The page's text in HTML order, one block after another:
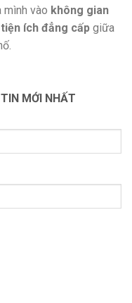
mình vào không gian
ích đẳng cấp giữa
MỚI NHẤT